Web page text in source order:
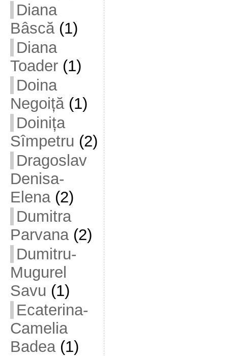
Diana
Bâscă(1)
Diana
Toader(1)
Doina
Negoiță(1)
Doinița
Sîmpetru (2)
Dragoslav
Denisa-
Elena(2)
Dumitra
Parvana(2)
Dumitru-
Mugurel
Savu (1)
Ecaterina-
Camelia
Badea(1)